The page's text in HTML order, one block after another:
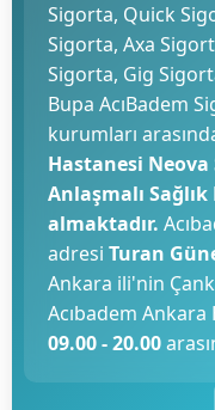
Sigorta, Quick
Sigorta, Axa
Sigorta, Gig
Bupa AcıBadem
kurumları
Hastanesi
Anlaşmalı
almaktadır.
adresi Turan
Ankara ili'nin
Acıbadem
09.00 - 20.00